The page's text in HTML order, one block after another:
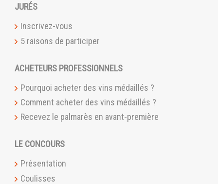
JURÉS
Inscrivez-vous
5 raisons de participer
ACHETEURS PROFESSIONNELS
Pourquoi acheter des vins médaillés ?
Comment acheter des vins médaillés ?
Recevez le palmarès en avant-première
LE CONCOURS
Présentation
Coulisses